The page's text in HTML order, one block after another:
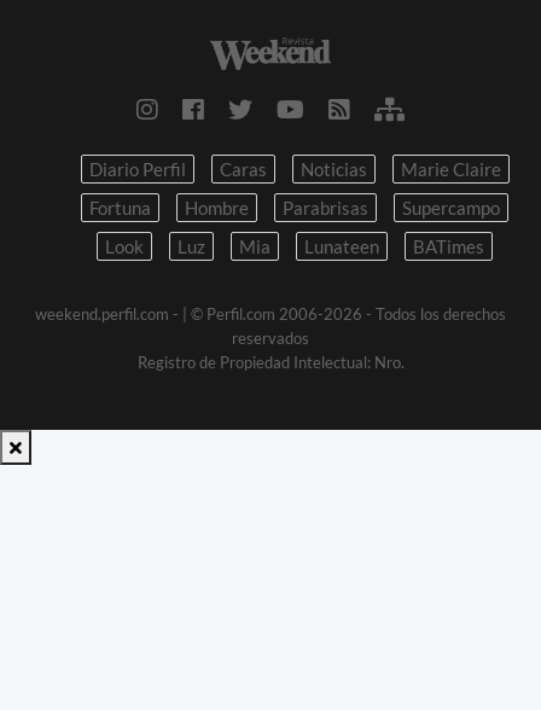
Diario Perfil Caras Noticias
Marie Claire
Fortuna
Hombre Parabrisas
Supercampo
Look
Luz Mia Lunateen BATimes
weekend.perfil.com -
| © Perfil.com 2006-2026 - Todos los derechos
reservados
Registro de Propiedad Intelectual: Nro.